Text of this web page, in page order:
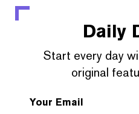
Daily
Start every day
original
Your Email